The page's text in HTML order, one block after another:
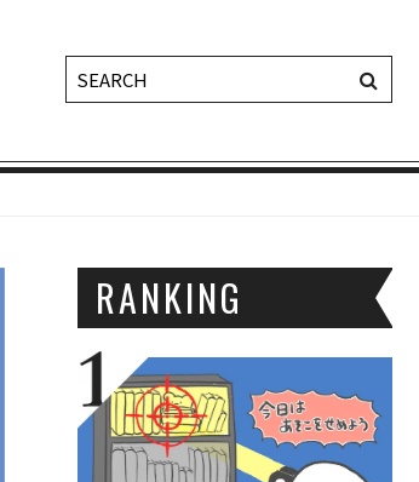
RANKING